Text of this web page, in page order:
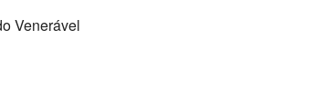
Venerável